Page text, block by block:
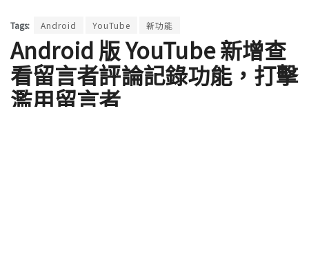
Tags: Android YouTube 新功能
Android 版 YouTube 新增查
看留言者評論記錄功能，打擊
濫用留言者